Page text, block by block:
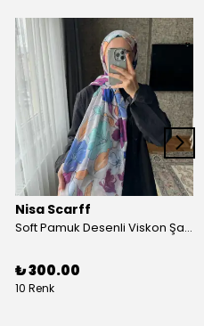
Nisa Scarff
Soft Pamuk Desenli Viskon Şal - 77 x 200 cm - Kırık Beyaz/Mor
₺ 300.00
10 Renk